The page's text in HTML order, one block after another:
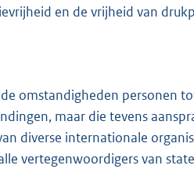
en de vrijheid van
omstandigheden personen
maar die tevens
diverse internationale
vertegenwoordigers van